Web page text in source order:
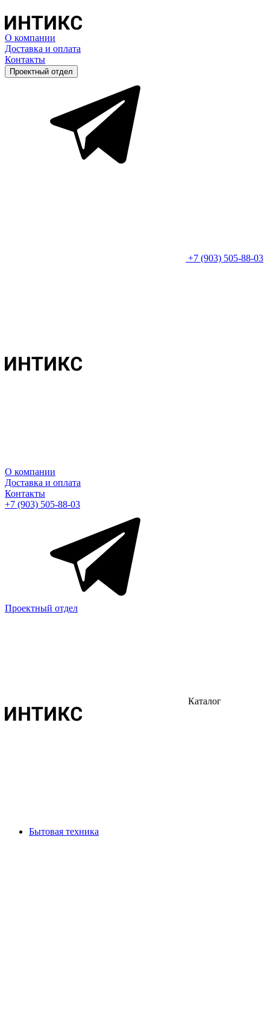
О компании
Доставка и оплата
Контакты
Проектный отдел
+7 (903) 505-88-03
О компании
Доставка и оплата
Контакты
+7 (903) 505-88-03
Проектный отдел
Каталог
Бытовая техника